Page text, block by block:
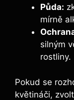
Půda:
mírně
silným
rostliny.
Pokud se
květináči,